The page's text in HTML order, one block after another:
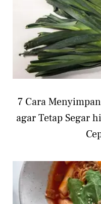
7 Cara
agar Tetap Segar